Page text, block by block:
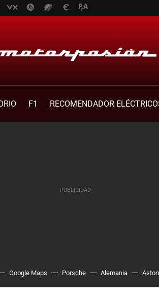
F1
RECOMENDADOR
Google Maps Porsche Alemania